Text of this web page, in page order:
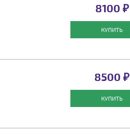
8100 ₽
КУПИТЬ
8500 ₽
КУПИТЬ